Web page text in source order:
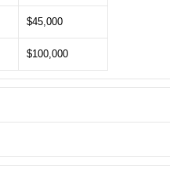
$45,000
$100,000